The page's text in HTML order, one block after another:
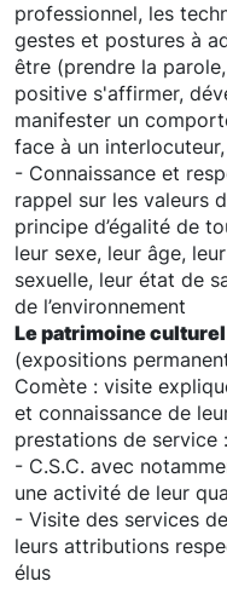
professionnel, les
gestes et postures à
être (prendre la
positive s'affirmer,
manifester un
face à un
- Connaissance et
rappel sur les valeurs
principe d’égalité de
leur sexe, leur âge,
sexuelle, leur état de
de l’environnement
Le patrimoine culturel
(expositions
Comète : visite
et connaissance de
prestations de service :
- C.S.C. avec
une activité de leur
- Visite des services
leurs attributions
élus